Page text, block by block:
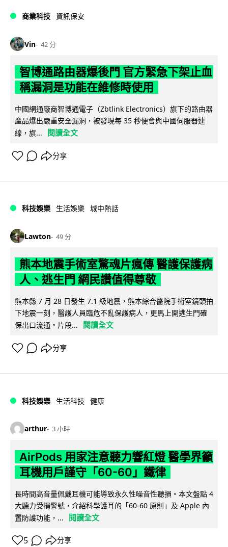
商業科技 資訊保安
Vin 42 分
智博通路由器爆後門 官方緊急下架止血
稱漏洞是功能在維修時使用
中國網通廠商智博通電子（Zbtlink Electronics）旗下的路由器
產品爆出嚴重安全漏洞，被發現每 35 秒便會與中國伺服器連
線，旗...
閱讀全文
分享
科技娛樂 生活娛樂 城中熱話
Lawton 49 分
熊本地震手術室驚魂片瘋傳 醫護保護病
人、逃生門 網民讚值得尊敬
熊本縣 7 月 28 日發生 7.1 級地震，熊本綜合醫院手術室鏡頭拍
下地震一刻，醫護人員臨危不亂保護病人，更馬上開逃生門確
保出口流通。片段...
閱讀全文
分享
科技娛樂 生活科技 健康
arthur 3 小時
AirPods 用家注意聽力響紅燈 醫學界籲
耳機用戶謹守「60-60」鐵律
長時間高音量佩戴耳機可能導致永久性噪音性聽損。本文盤點 4
大聽力受損警號，介紹科學護耳的「60-60 原則」及 Apple 內
置防護功能，...
閱讀全文
5 分享